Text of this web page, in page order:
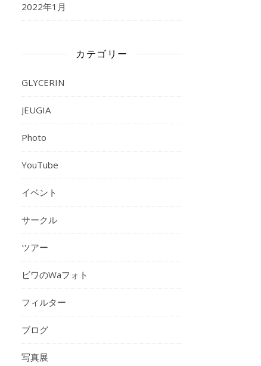
2022年1月
カテゴリー
GLYCERIN
JEUGIA
Photo
YouTube
イベント
サークル
ツアー
ビワのWaフォト
フィルター
ブログ
写真展